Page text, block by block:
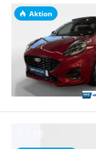
Aktion